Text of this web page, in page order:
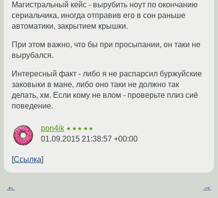
Магистральный кейс - вырубить ноут по окончанию
сериальчика, иногда отправив его в сон раньше
автоматики, закрытием крышки.
При этом важно, что бы при просыпании, он таки не
вырубался.
Интересный факт - либо я не распарсил буржуйские
заковыки в мане, либо оно таки не должно так
делать, хм. Если кому не влом - проверьте плиз сиё
поведение.
pon4ik ★★★★★
01.09.2015 21:38:57 +00:00
Ссылка
← →